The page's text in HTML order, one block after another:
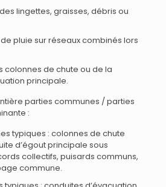
lingettes, graisses, débris ou
pluie sur réseaux combinés lors
colonnes de chute ou de la
principale.
parties communes / parties
:
typiques : colonnes de chute
d’égout principale sous
collectifs, puisards communs,
commune.